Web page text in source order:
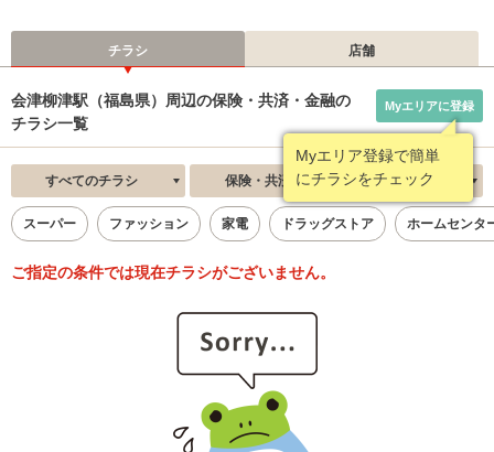
チラシ 店舗
会津柳津駅（福島県）周辺の保険・共済・金融の
チラシ一覧
Myエリア登録で簡単
にチラシをチェック
Myエリアに登録
すべてのチラシ 保険・共済・金融 新着順
スーパー ファッション 家電 ドラッグストア ホームセンタ
ご指定の条件では現在チラシがございません。